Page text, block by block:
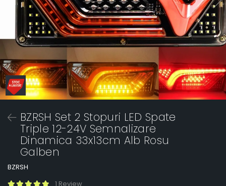
BZRSH Set 2 Stopuri LED Spate
Triple 12-24V Semnalizare
Dinamica 33x13cm Alb Rosu
Galben
BZRSH
1 Review